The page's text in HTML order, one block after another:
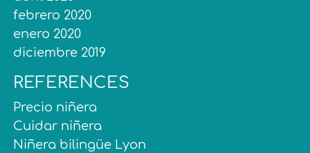
febrero 2020
enero 2020
diciembre 2019
REFERENCES
Precio niñera
Cuidar niñera
Niñera bilingüe Lyon